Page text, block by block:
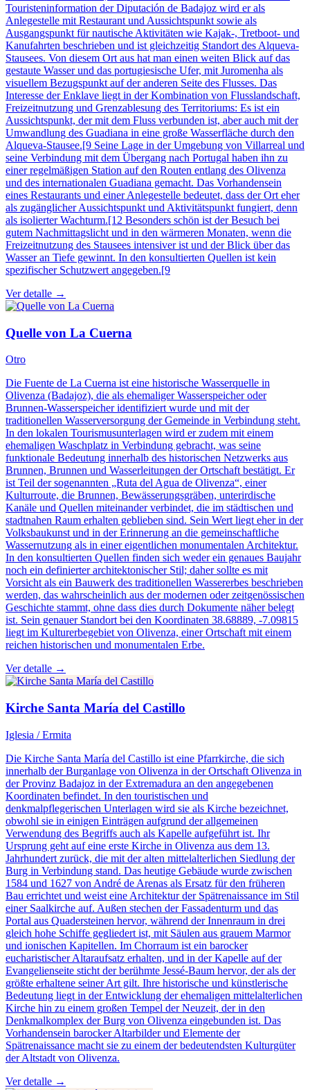
Touristeninformation der Diputación de Badajoz wird er als
Anlegestelle mit Restaurant und Aussichtspunkt sowie als
Ausgangspunkt für nautische Aktivitäten wie Kajak-, Tretboot- und
Kanufahrten beschrieben und ist gleichzeitig Standort des Alqueva-
Stausees. Von diesem Ort aus hat man einen weiten Blick auf das
gestaute Wasser und das portugiesische Ufer, mit Juromenha als
visuellem Bezugspunkt auf der anderen Seite des Flusses. Das
Interesse der Enklave liegt in der Kombination von Flusslandschaft,
Freizeitnutzung und Grenzablesung des Territoriums: Es ist ein
Aussichtspunkt, der mit dem Fluss verbunden ist, aber auch mit der
Umwandlung des Guadiana in eine große Wasserfläche durch den
Alqueva-Stausee.[9 Seine Lage in der Umgebung von Villarreal und
seine Verbindung mit dem Übergang nach Portugal haben ihn zu
einer regelmäßigen Station auf den Routen entlang des Olivenza
und des internationalen Guadiana gemacht. Das Vorhandensein
eines Restaurants und einer Anlegestelle bedeutet, dass der Ort eher
als zugänglicher Aussichtspunkt und Aktivitätspunkt fungiert, denn
als isolierter Wachturm.[12 Besonders schön ist der Besuch bei
gutem Nachmittagslicht und in den wärmeren Monaten, wenn die
Freizeitnutzung des Stausees intensiver ist und der Blick über das
Wasser an Tiefe gewinnt. In den konsultierten Quellen ist kein
spezifischer Schutzwert angegeben.[9
Ver detalle →
Quelle von La Cuerna
Otro
Die Fuente de La Cuerna ist eine historische Wasserquelle in
Olivenza (Badajoz), die als ehemaliger Wasserspeicher oder
Brunnen-Wasserspeicher identifiziert wurde und mit der
traditionellen Wasserversorgung der Gemeinde in Verbindung steht.
In den lokalen Tourismusunterlagen wird er zudem mit einem
ehemaligen Waschplatz in Verbindung gebracht, was seine
funktionale Bedeutung innerhalb des historischen Netzwerks aus
Brunnen, Brunnen und Wasserleitungen der Ortschaft bestätigt. Er
ist Teil der sogenannten „Ruta del Agua de Olivenza“, einer
Kulturroute, die Brunnen, Bewässerungsgräben, unterirdische
Kanäle und Quellen miteinander verbindet, die im städtischen und
stadtnahen Raum erhalten geblieben sind. Sein Wert liegt eher in der
Volksbaukunst und in der Erinnerung an die gemeinschaftliche
Wassernutzung als in einer eigentlichen monumentalen Architektur.
In den konsultierten Quellen finden sich weder ein genaues Baujahr
noch ein definierter architektonischer Stil; daher sollte es mit
Vorsicht als ein Bauwerk des traditionellen Wassererbes beschrieben
werden, das wahrscheinlich aus der modernen oder zeitgenössischen
Geschichte stammt, ohne dass dies durch Dokumente näher belegt
ist. Sein genauer Standort bei den Koordinaten 38.68889, -7.09815
liegt im Kulturerbegebiet von Olivenza, einer Ortschaft mit einem
reichen historischen und monumentalen Erbe.
Ver detalle →
Kirche Santa María del Castillo
Iglesia / Ermita
Die Kirche Santa María del Castillo ist eine Pfarrkirche, die sich
innerhalb der Burganlage von Olivenza in der Ortschaft Olivenza in
der Provinz Badajoz in der Extremadura an den angegebenen
Koordinaten befindet. In den touristischen und
denkmalpflegerischen Unterlagen wird sie als Kirche bezeichnet,
obwohl sie in einigen Einträgen aufgrund der allgemeinen
Verwendung des Begriffs auch als Kapelle aufgeführt ist. Ihr
Ursprung geht auf eine erste Kirche in Olivenza aus dem 13.
Jahrhundert zurück, die mit der alten mittelalterlichen Siedlung der
Burg in Verbindung stand. Das heutige Gebäude wurde zwischen
1584 und 1627 von André de Arenas als Ersatz für den früheren
Bau errichtet und weist eine Architektur der Spätrenaissance im Stil
einer Saalkirche auf. Außen stechen der Fassadenturm und das
Portal aus Quadersteinen hervor, während der Innenraum in drei
gleich hohe Schiffe gegliedert ist, mit Säulen aus grauem Marmor
und ionischen Kapitellen. Im Chorraum ist ein barocker
eucharistischer Altaraufsatz erhalten, und in der Kapelle auf der
Evangelienseite sticht der berühmte Jessé-Baum hervor, der als der
größte erhaltene seiner Art gilt. Ihre historische und künstlerische
Bedeutung liegt in der Entwicklung der ehemaligen mittelalterlichen
Kirche hin zu einem großen Tempel der Neuzeit, der in den
Denkmalkomplex der Burg von Olivenza eingebunden ist. Das
Vorhandensein barocker Altarbilder und Elemente der
Spätrenaissance macht sie zu einem der bedeutendsten Kulturgüter
der Altstadt von Olivenza.
Ver detalle →